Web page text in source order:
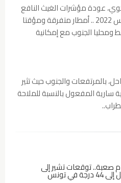
عودة مؤشرات الغيث النافع
خلال هذا اليوم الأربعاء 30 مارس 2022 .. أمطار متفرقة ومؤقتا
الجنوب مع إمكانية
بالمرتفعات والجنوب حيث تثير
سارية المفعول بالنسبة للملاحة
صعبة.. توقعات تشير إلى
في تونس